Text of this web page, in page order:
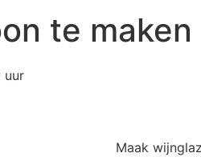
te maken
uur